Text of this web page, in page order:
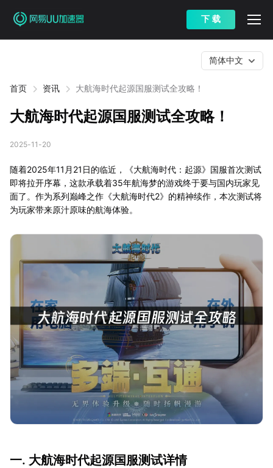
下 载
首页 资讯 大航海时代起源国服测试全攻略！
简体中文
大航海时代起源国服测试全攻略！
2025-11-20
随着2025年11月21日的临近，《大航海时代：起源》国服首次测试
即将拉开序幕，这款承载着35年航海梦的游戏终于要与国内玩家见
面了。作为系列巅峰之作《大航海时代2》的精神续作，本次测试将
为玩家带来原汁原味的航海体验。
一. 大航海时代起源国服测试详情